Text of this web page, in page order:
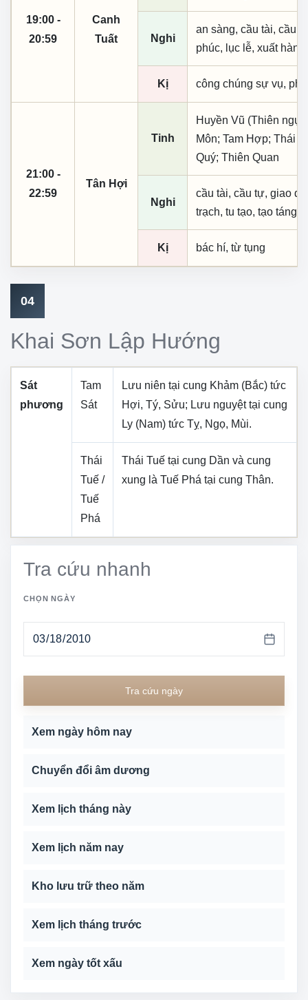
19:00 -
20:59
Canh
Tuất
Nghi
an sàng, cầu tài, cầu
phúc, lục lễ, xuất
Kị công chúng sự vụ,
21:00 -
22:59
Tân Hợi
Tinh
Huyền Vũ (Thiên
Môn; Tam Hợp; Thái
Quý; Thiên Quan
Nghi
cầu tài, cầu tự, giao
trạch, tu tạo, tạo táng,
Kị bác hí, từ tụng
04
Khai Sơn Lập Hướng
Sát
phương
Tam
Sát
Lưu niên tại cung Khảm (Bắc) tức
Hợi, Tý, Sửu; Lưu nguyệt tại cung
Ly (Nam) tức Tỵ, Ngọ, Mùi.
Thái
Tuế /
Tuế
Phá
Thái Tuế tại cung Dần và cung
xung là Tuế Phá tại cung Thân.
Tra cứu nhanh
CHỌN NGÀY
Tra cứu ngày
Xem ngày hôm nay
Chuyển đổi âm dương
Xem lịch tháng này
Xem lịch năm nay
Kho lưu trữ theo năm
Xem lịch tháng trước
Xem ngày tốt xấu